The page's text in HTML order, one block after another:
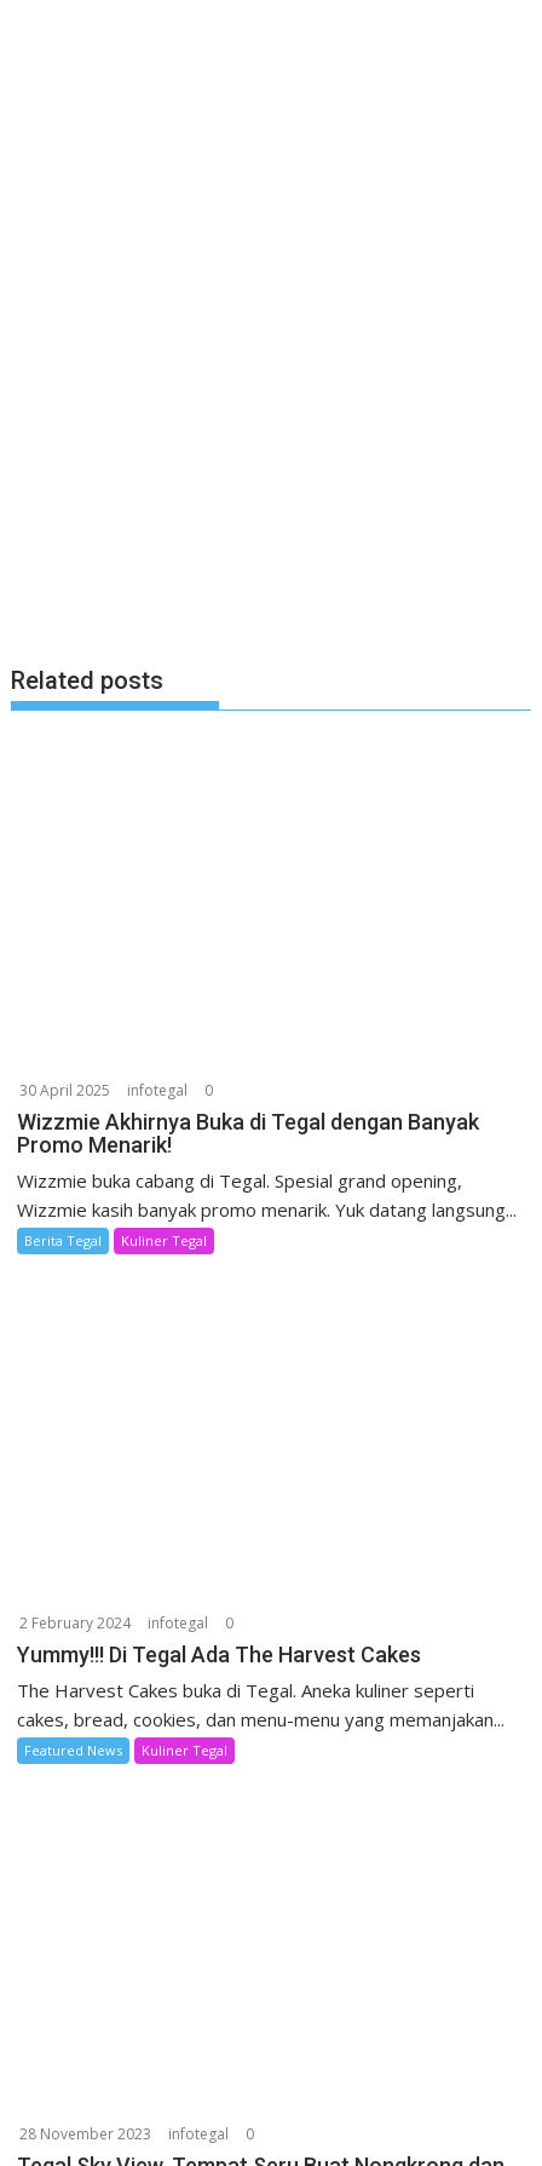
Related posts
30 April 2025 infotegal 0
Wizzmie Akhirnya Buka di Tegal dengan Banyak
Promo Menarik!
Wizzmie buka cabang di Tegal. Spesial grand opening,
Wizzmie kasih banyak promo menarik. Yuk datang langsung...
Berita Tegal Kuliner Tegal
2 February 2024 infotegal 0
Yummy!!! Di Tegal Ada The Harvest Cakes
The Harvest Cakes buka di Tegal. Aneka kuliner seperti
cakes, bread, cookies, dan menu-menu yang memanjakan...
Featured News Kuliner Tegal
28 November 2023 infotegal 0